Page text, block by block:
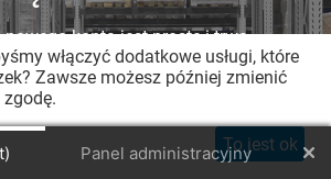
Panel administracyjny
nowego konta jest proste i trwa
mniej niż minutę.
nowe konto
włączyć dodatkowe usługi, które
Zawsze możesz później zmienić
To jest ok